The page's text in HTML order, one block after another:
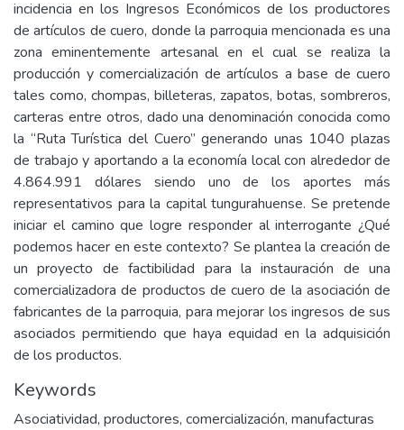
incidencia en los Ingresos Económicos de los productores
de artículos de cuero, donde la parroquia mencionada es una
zona eminentemente artesanal en el cual se realiza la
producción y comercialización de artículos a base de cuero
tales como, chompas, billeteras, zapatos, botas, sombreros,
carteras entre otros, dado una denominación conocida como
la “Ruta Turística del Cuero” generando unas 1040 plazas
de trabajo y aportando a la economía local con alrededor de
4.864.991 dólares siendo uno de los aportes más
representativos para la capital tungurahuense. Se pretende
iniciar el camino que logre responder al interrogante ¿Qué
podemos hacer en este contexto? Se plantea la creación de
un proyecto de factibilidad para la instauración de una
comercializadora de productos de cuero de la asociación de
fabricantes de la parroquia, para mejorar los ingresos de sus
asociados permitiendo que haya equidad en la adquisición
de los productos.
Keywords
Asociatividad, productores, comercialización, manufacturas